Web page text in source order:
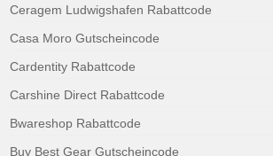
Ceragem Ludwigshafen Rabattcode
Casa Moro Gutscheincode
Cardentity Rabattcode
Carshine Direct Rabattcode
Bwareshop Rabattcode
Buy Best Gear Gutscheincode